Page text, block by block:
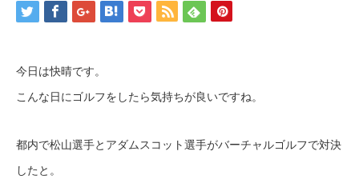
今日は快晴です。
こんな日にゴルフをしたら気持ちが良いですね。
都内で松山選手とアダムスコット選手がバーチャルゴルフで対決
したと。